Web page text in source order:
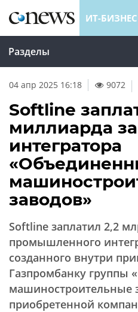
ИТ-БИЗНЕС
Разделы
04 апр 2025 16:18 9072 |
Softline
миллиарда
интегратора
заводов»
Softline заплатил 2,2
промышленного
созданного внутри
Газпромбанку группы
машиностроительные
приобретенной